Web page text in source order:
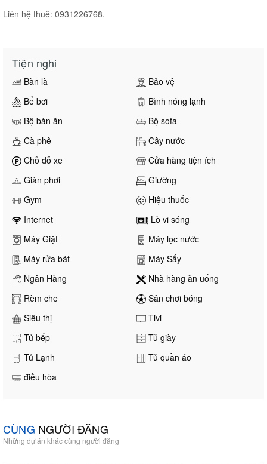
Liên hệ thuê: 0931226768.
Tiện nghi
Bàn là
Bảo vệ
Bể bơi
Bình nóng lạnh
Bộ bàn ăn
Bộ sofa
Cà phê
Cây nước
Chỗ đỗ xe
Cửa hàng tiện ích
Giàn phơi
Giường
Gym
Hiệu thuốc
Internet
Lò vi sóng
Máy Giặt
Máy lọc nước
Máy rửa bát
Máy Sấy
Ngân Hàng
Nhà hàng ăn uống
Rèm che
Sân chơi bóng
Siêu thị
Tivi
Tủ bếp
Tủ giày
Tủ Lạnh
Tủ quần áo
điều hòa
CÙNG NGƯỜI ĐĂNG
Những dự án khác cùng người đăng